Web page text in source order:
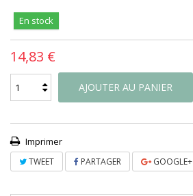
En stock
14,83 €
AJOUTER AU PANIER
Imprimer
TWEET PARTAGER GOOGLE+